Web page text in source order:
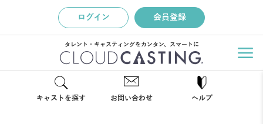
ログイン 会員登録
タレント・キャスティングをカンタン、スマートに
キャストを探す お問い合わせ ヘルプ